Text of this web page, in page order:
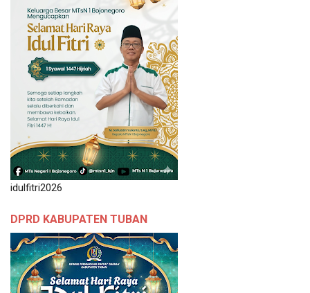
idulfitri2026
DPRD KABUPATEN TUBAN